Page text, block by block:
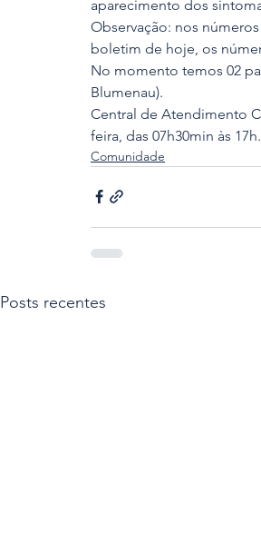
aparecimento dos
Observação: nos
boletim de hoje, os
No momento temos 02
Blumenau).
Central de Atendimento
feira, das 07h30min às 17h.
Comunidade
Posts recentes